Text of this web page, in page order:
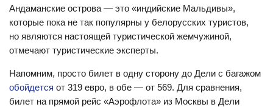
Андаманские острова — это «индийские Мальдивы»,
которые пока не так популярны у белорусских туристов,
но являются настоящей туристической жемчужиной,
отмечают туристические эксперты.
Напомним, просто билет в одну сторону до Дели с багажом
обойдется от 319 евро, в обе — от 569. Для сравнения,
билет на прямой рейс «Аэрофлота» из Москвы в Дели